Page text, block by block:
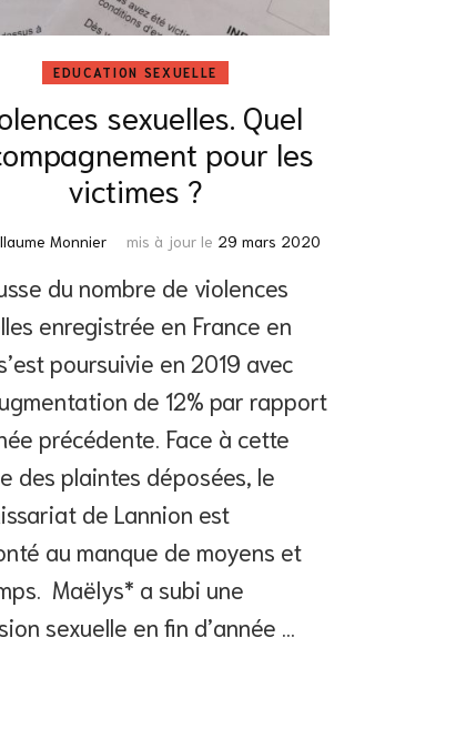
EDUCATION SEXUELLE
sexuelles. Quel
pour les
victimes ?
Monnier mis à jour le 29 mars 2020
du nombre de violences
enregistrée en France en
poursuivie en 2019 avec
de 12% par rapport
précédente. Face à cette
des plaintes déposées, le
de Lannion est
au manque de moyens et
Maëlys* a subi une
sexuelle en fin d’année …